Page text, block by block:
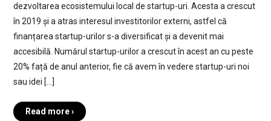
dezvoltarea ecosistemului local de startup-uri. Acesta a crescut
în 2019 și a atras interesul investitorilor externi, astfel că
finanțarea startup-urilor s-a diversificat și a devenit mai
accesibilă. Numărul startup-urilor a crescut în acest an cu peste
20% față de anul anterior, fie că avem în vedere startup-uri noi
sau idei […]
Read more ›